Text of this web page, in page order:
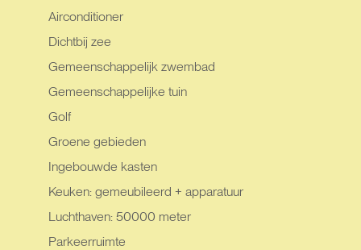
Airconditioner
Dichtbij zee
Gemeenschappelijk zwembad
Gemeenschappelijke tuin
Golf
Groene gebieden
Ingebouwde kasten
Keuken: gemeubileerd + apparatuur
Luchthaven: 50000 meter
Parkeerruimte